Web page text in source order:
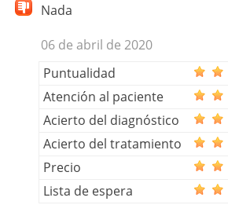
Nada
06 de abril de 2020
Puntualidad
Atención al paciente
Acierto del diagnóstico
Acierto del tratamiento
Precio
Lista de espera